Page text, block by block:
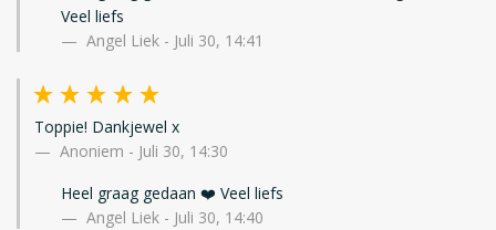
Veel liefs
Angel Liek - Juli 30, 14:41
Toppie! Dankjewel x
Anoniem - Juli 30, 14:30
Heel graag gedaan ❤️ Veel liefs
Angel Liek - Juli 30, 14:40